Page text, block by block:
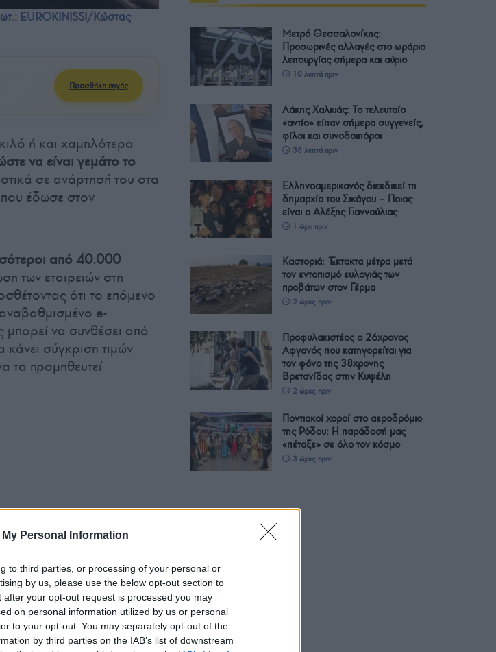
Personal Information
to third parties, or processing of your personal or
by us, please use the below opt-out section to
your opt-out request is processed you may
on personal information utilized by us or personal
to your opt-out. You may separately opt-out of the
by third parties on the IAB’s list of downstream
EUROKINISSI/Κώστας
Προσθήκη πηγής
ή και χαμηλότερα
να είναι γεμάτο το
σε ανάρτησή του στα
που έδωσε στον
από 40.000
των εταιρειών στη
ότι το επόμενο
e-
να συνθέσει από
κάνει σύγκριση τιμών
τα προμηθευτεί
Μετρό Θεσσαλονίκης:
Προσωρινές αλλαγές στο ωράριο
λειτουργίας σήμερα και αύριο
10 λεπτά πριν
Λάκης Χαλκιάς: Το τελευταίο
«αντίο» είπαν σήμερα συγγενείς,
φίλοι και συνοδοιπόροι
38 λεπτά πριν
Ελληνοαμερικανός διεκδικεί τη
δημαρχία του Σικάγου – Ποιος
είναι ο Αλέξης Γιαννούλιας
1 ώρα πριν
Καστοριά: Έκτακτα μέτρα μετά
τον εντοπισμό ευλογιάς των
προβάτων στον Γέρμα
2 ώρες πριν
Προφυλακιστέος ο 26χρονος
Αφγανός που κατηγορείται για
τον φόνο της 38χρονης
Βρετανίδας στην Κυψέλη
2 ώρες πριν
Ποντιακοί χοροί στο αεροδρόμιο
της Ρόδου: Η παράδοσή μας
«πέταξε» σε όλο τον κόσμο
3 ώρες πριν